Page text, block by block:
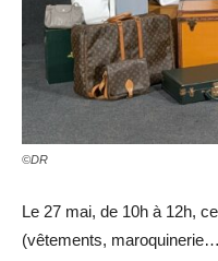
©DR
Le 27 mai, de 10h à 12h,
(vêtements,